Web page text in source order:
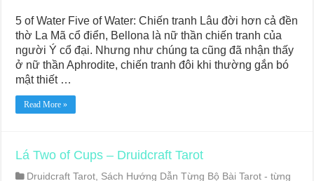
5 of Water Five of Water: Chiến tranh Lâu đời hơn cả đền
thờ La Mã cổ điển, Bellona là nữ thần chiến tranh của
người Ý cổ đại. Nhưng như chúng ta cũng đã nhận thấy
ở nữ thần Aphrodite, chiến tranh đôi khi thường gắn bó
mật thiết …
Read More »
Lá Two of Cups – Druidcraft Tarot
Druidcraft Tarot, Sách Hướng Dẫn Từng Bộ Bài Tarot - từng